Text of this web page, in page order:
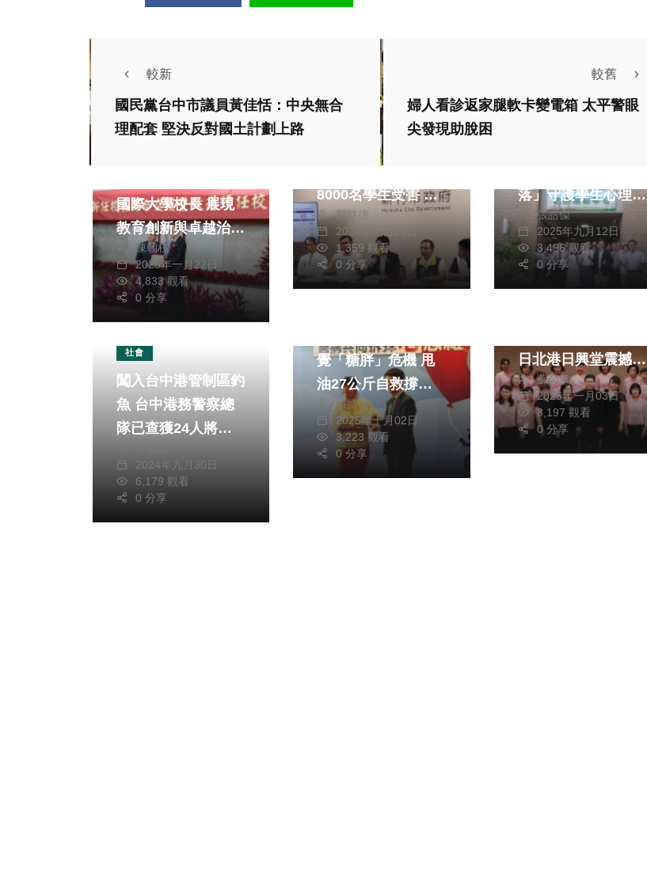
較新
國民黨台中市議員黃佳恬：中央無合
理配套 堅決反對國土計劃上路
較舊
婦人看診返家腿軟卡變電箱 太平警眼
尖發現助脫困
國際大學校長 展現
教育創新與卓越治理
成果陳朝枝
2025年一月22日
4,833 觀看
0 分享
生活
文教
新竹市16校營養午
8000名學生受害 市
府全力協助求償
鄭銘德
2026年七月29日
1,359 觀看
0 分享
落」守護學生心理健
康
張皓傑
2025年九月12日
3,496 觀看
0 分享
社會
闖入台中港管制區釣
魚 台中港務警察總
隊已查獲24人將重
2024年九月30日
6,179 觀看
0 分享
覺「糖胖」危機 甩
油27公斤自救撐全
家 全台200萬糖胖病
友深陷危機 醫曝
「減重」、「器官保
護」才是拆彈關鍵
張皓傑
2025年十月02日
3,223 觀看
0 分享
社會 生活
日北港日興堂震撼開
演 蘇榮泉
2025年一月03日
8,197 觀看
0 分享